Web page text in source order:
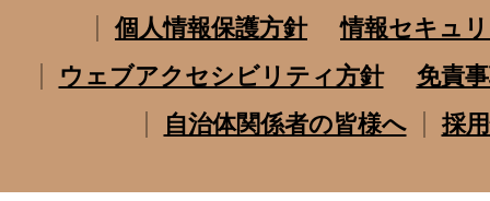
個人情報保護方針
情報セキュ
ウェブアクセシビリティ方針
免責
自治体関係者の皆様へ
採